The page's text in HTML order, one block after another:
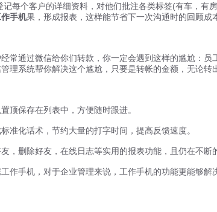
个客户的详细资料，对他们批注各类标签(有车，有
手机果，形成报表，这样能节省下一次沟通时的回顾成
常通过微信给你们转款，你一定会遇到这样的尴尬：
理系统帮你解决这个尴尬，只要是转帐的金额，无论转
保存在列表中，方便随时跟进。
化话术，节约大量的打字时间，提高反馈速度。
删除好友，在线日志等实用的报表功能，且仍在不断
手机，对于企业管理来说，工作手机的功能更能够解